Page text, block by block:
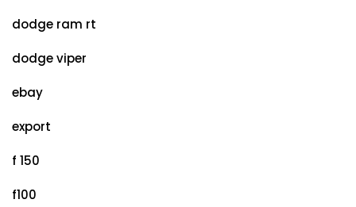
dodge ram rt
dodge viper
ebay
export
f 150
f100